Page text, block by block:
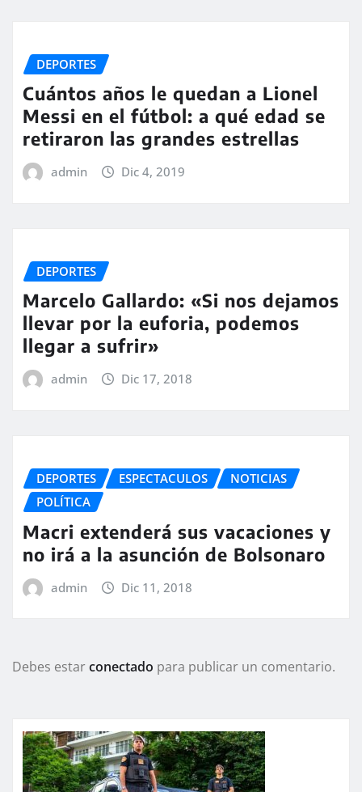
DEPORTES
Cuántos años le quedan a Lionel
Messi en el fútbol: a qué edad se
retiraron las grandes estrellas
admin Dic 4, 2019
DEPORTES
Marcelo Gallardo: «Si nos dejamos
llevar por la euforia, podemos
llegar a sufrir»
admin Dic 17, 2018
DEPORTES ESPECTACULOS
NOTICIAS
POLÍTICA
Macri extenderá sus vacaciones y
no irá a la asunción de Bolsonaro
admin Dic 11, 2018
Debes estarconectado para publicar un comentario.